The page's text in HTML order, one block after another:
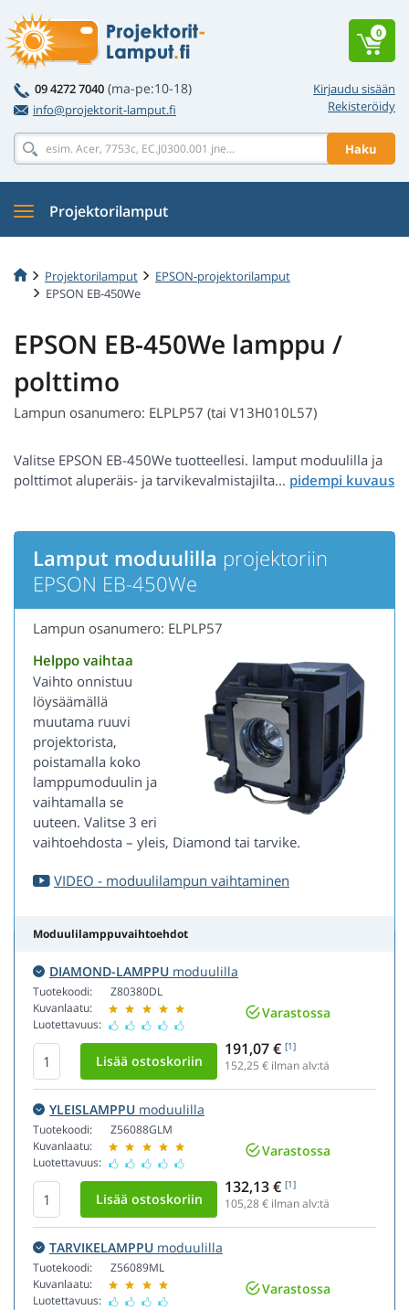
Kirjaudu sisään
Rekisteröidy
09 4272 7040 (ma-pe:10-18)
info@projektorit-lamput.fi
Haku
0
Projektorilamput
Projektorilamput
EPSON-projektorilamput
EPSON EB-450We
EPSON EB-450We lamppu /
polttimo
Lampun osanumero: ELPLP57 (tai V13H010L57)
Valitse EPSON EB-450We tuotteellesi. lamput moduulilla ja
polttimot aluperäis- ja tarvikevalmistajilta...
Lamput moduulilla projektoriin
EPSON EB-450We
Lampun osanumero: ELPLP57
Helppo vaihtaa
Vaihto onnistuu
löysäämällä
muutama ruuvi
projektorista,
poistamalla koko
lamppumoduulin ja
vaihtamalla se
uuteen. Valitse 3 eri
vaihtoehdosta – yleis, Diamond tai tarvike.
VIDEO - moduulilampun vaihtaminen
Moduulilamppuvaihtoehdot
DIAMOND-LAMPPU moduulilla
Tuotekoodi:
Kuvanlaatu:
Luotettavuus:
Z80380DL
Varastossa
191,07 € [1]
152,25 € ilman alv:tä
YLEISLAMPPU moduulilla
Tuotekoodi:
Kuvanlaatu:
Luotettavuus:
Z56088GLM
Varastossa
132,13 € [1]
105,28€ ilman alv:tä
TARVIKELAMPPU moduulilla
Tuotekoodi:
Kuvanlaatu:
Luotettavuus:
Z56089ML
Varastossa